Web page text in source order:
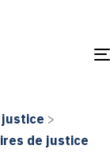
justice >
de justice